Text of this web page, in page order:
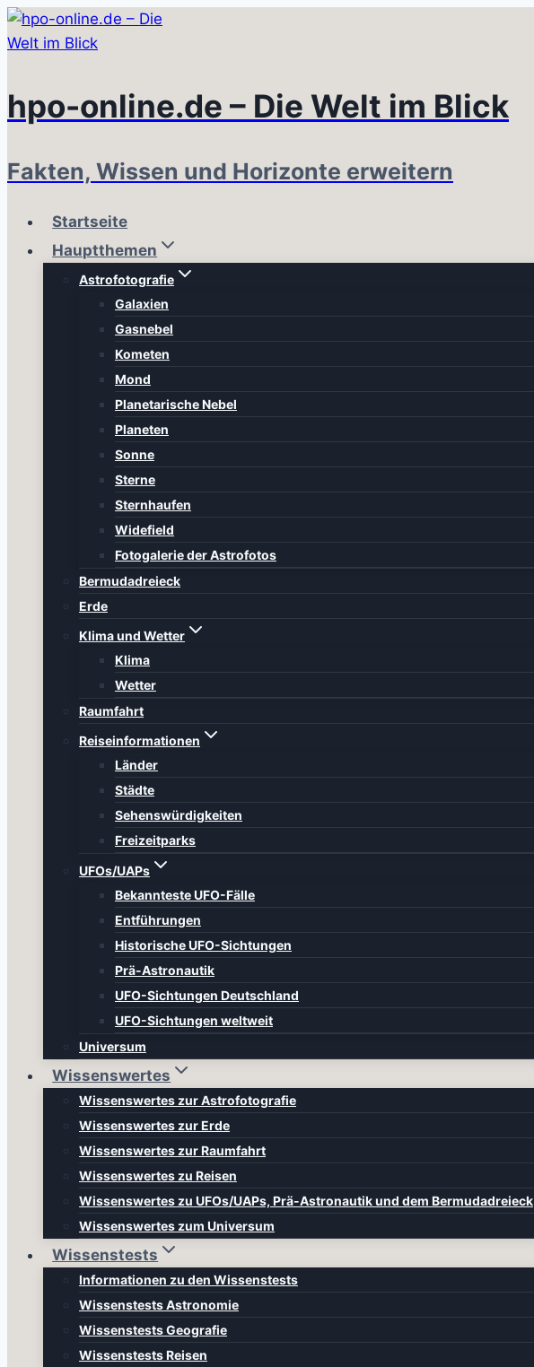
Zum
Inhalt
hpo-online.de – Die Welt im Blick
Fakten, Wissen und Horizonte erweitern
Startseite
Hauptthemen
Astrofotografie
Galaxien
Gasnebel
Kometen
Mond
Planetarische Nebel
Planeten
Sonne
Sterne
Sternhaufen
Widefield
Fotogalerie der Astrofotos
Bermudadreieck
Erde
Klima und Wetter
Klima
Wetter
Raumfahrt
Reiseinformationen
Länder
Städte
Sehenswürdigkeiten
Freizeitparks
UFOs/UAPs
Bekannteste UFO-Fälle
Entführungen
Historische UFO-Sichtungen
Prä-Astronautik
UFO-Sichtungen Deutschland
UFO-Sichtungen weltweit
Universum
Wissenswertes
Wissenswertes zur Astrofotografie
Wissenswertes zur Erde
Wissenswertes zur Raumfahrt
Wissenswertes zu Reisen
Wissenswertes zu UFOs/UAPs, Prä-Astronautik und dem Bermudadreieck
Wissenswertes zum Universum
Wissenstests
Informationen zu den Wissenstests
Wissenstests Astronomie
Wissenstests Geografie
Wissenstests Reisen